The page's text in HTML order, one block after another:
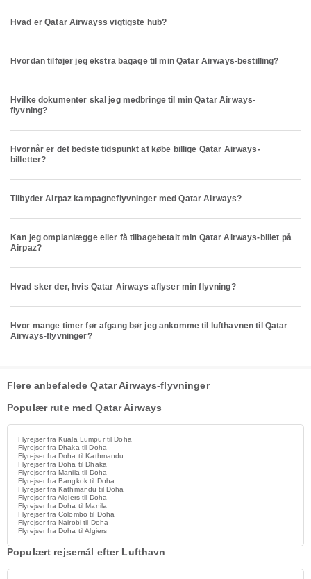
Hvad er Qatar Airwayss vigtigste hub?
Hvordan tilføjer jeg ekstra bagage til min Qatar Airways-bestilling?
Hvilke dokumenter skal jeg medbringe til min Qatar Airways-
flyvning?
Hvornår er det bedste tidspunkt at købe billige Qatar Airways-
billetter?
Tilbyder Airpaz kampagneflyvninger med Qatar Airways?
Kan jeg omplanlægge eller få tilbagebetalt min Qatar Airways-billet på
Airpaz?
Hvad sker der, hvis Qatar Airways aflyser min flyvning?
Hvor mange timer før afgang bør jeg ankomme til lufthavnen til Qatar
Airways-flyvninger?
Flere anbefalede Qatar Airways-flyvninger
Populær rute med Qatar Airways
Flyrejser fra Kuala Lumpur til Doha
Flyrejser fra Dhaka til Doha
Flyrejser fra Doha til Kathmandu
Flyrejser fra Doha til Dhaka
Flyrejser fra Manila til Doha
Flyrejser fra Bangkok til Doha
Flyrejser fra Kathmandu til Doha
Flyrejser fra Algiers til Doha
Flyrejser fra Doha til Manila
Flyrejser fra Colombo til Doha
Flyrejser fra Nairobi til Doha
Flyrejser fra Doha til Algiers
Populært rejsemål efter Lufthavn